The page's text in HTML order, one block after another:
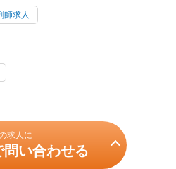
師求人
求人に
問い合わせる